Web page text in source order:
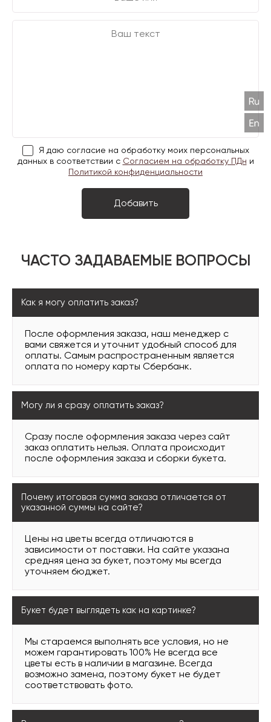
Я даю согласие на обработку моих персональных
данных в соответствии с Согласием на обработку ПДн и
Политикой конфиденциальности
ЧАСТО ЗАДАВАЕМЫЕ ВОПРОСЫ
Как я могу оплатить заказ?
После оформления заказа, наш менеджер с
вами свяжется и уточнит удобный способ для
оплаты. Самым распространенным является
оплата по номеру карты Сбербанк.
Могу ли я сразу оплатить заказ?
Сразу после оформления заказа через сайт
заказ оплатить нельзя. Оплата происходит
после оформления заказа и сборки букета.
Почему итоговая сумма заказа отличается от
указанной суммы на сайте?
Цены на цветы всегда отличаются в
зависимости от поставки. На сайте указана
средняя цена за букет, поэтому мы всегда
уточняем бюджет.
Букет будет выглядеть как на картинке?
Мы стараемся выполнять все условия, но не
можем гарантировать 100% Не всегда все
цветы есть в наличии в магазине. Всегда
возможно замена, поэтому букет не будет
соответствовать фото.